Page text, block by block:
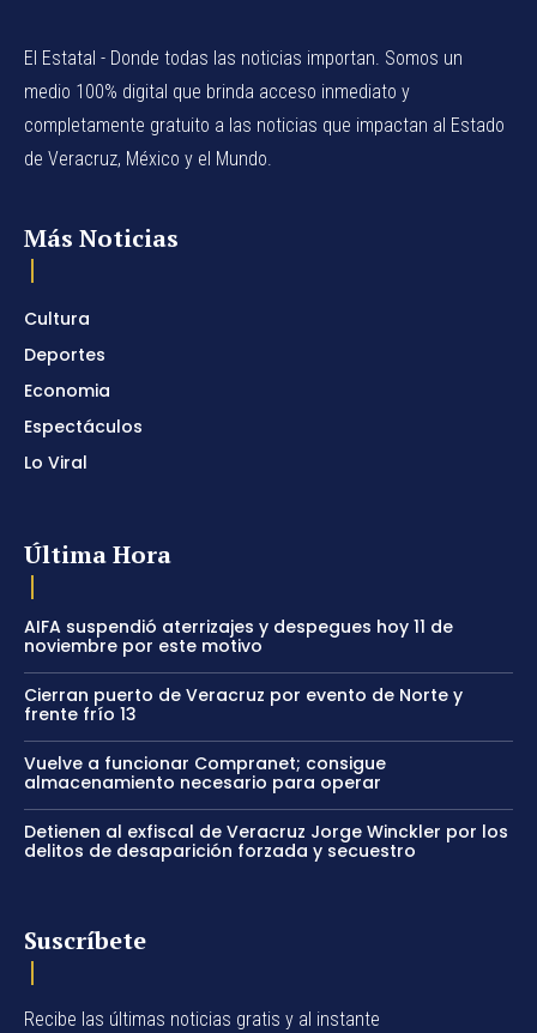
El Estatal - Donde todas las noticias importan. Somos un
medio 100% digital que brinda acceso inmediato y
completamente gratuito a las noticias que impactan al Estado
de Veracruz, México y el Mundo.
Más Noticias
Cultura
Deportes
Economia
Espectáculos
Lo Viral
Última Hora
AIFA suspendió aterrizajes y despegues hoy 11 de
noviembre por este motivo
Cierran puerto de Veracruz por evento de Norte y
frente frío 13
Vuelve a funcionar Compranet; consigue
almacenamiento necesario para operar
Detienen al exfiscal de Veracruz Jorge Winckler por los
delitos de desaparición forzada y secuestro
Suscríbete
Recibe las últimas noticias gratis y al instante